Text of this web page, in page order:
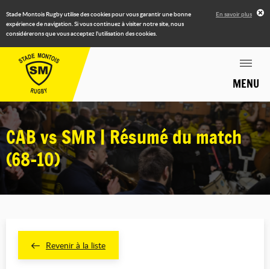
Stade Montois Rugby utilise des cookies pour vous garantir une bonne
expérience de navigation. Si vous continuez à visiter notre site, nous
considérerons que vous acceptez l'utilisation des cookies.
En savoir plus
MENU
CAB vs SMR | Résumé du match
(68-10)
Revenir à la liste